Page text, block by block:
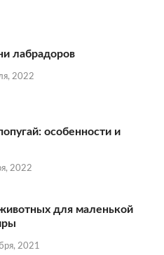
лабрадоров
2022
особенности и
2022
для маленькой
2021